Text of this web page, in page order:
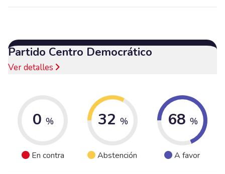
Partido Centro Democrático
Ver detalles
0 %
En contra
32 %
Abstención
68 %
A favor